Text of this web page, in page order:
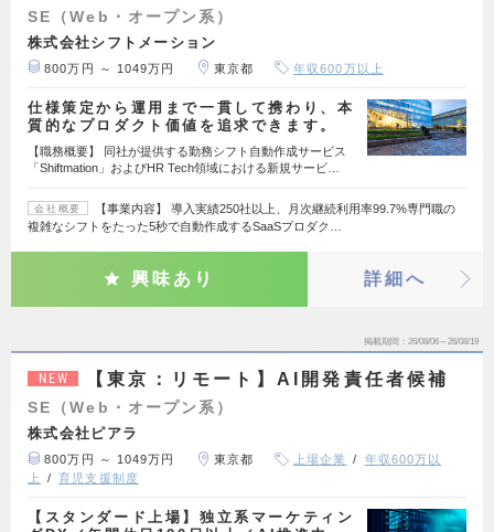
SE（Web・オープン系）
株式会社シフトメーション
800万円 ～ 1049万円 東京都 年収600万以上
仕様策定から運用まで一貫して携わり、本
質的なプロダクト価値を追求できます。
【職務概要】 同社が提供する勤務シフト自動作成サービス
「Shiftmation」およびHR Tech領域における新規サービ…
会社概要
【事業内容】 導入実績250社以上、月次継続利用率99.7%専門職の
複雑なシフトをたった5秒で自動作成するSaaSプロダク…
興味あり 詳細へ
掲載期間 26/08/06～26/08/19
NEW 【東京：リモート】AI開発責任者候補
SE（Web・オープン系）
株式会社ピアラ
800万円 ～ 1049万円 東京都 上場企業
年収600万以
上
育児支援制度
【スタンダード上場】独立系マーケティン